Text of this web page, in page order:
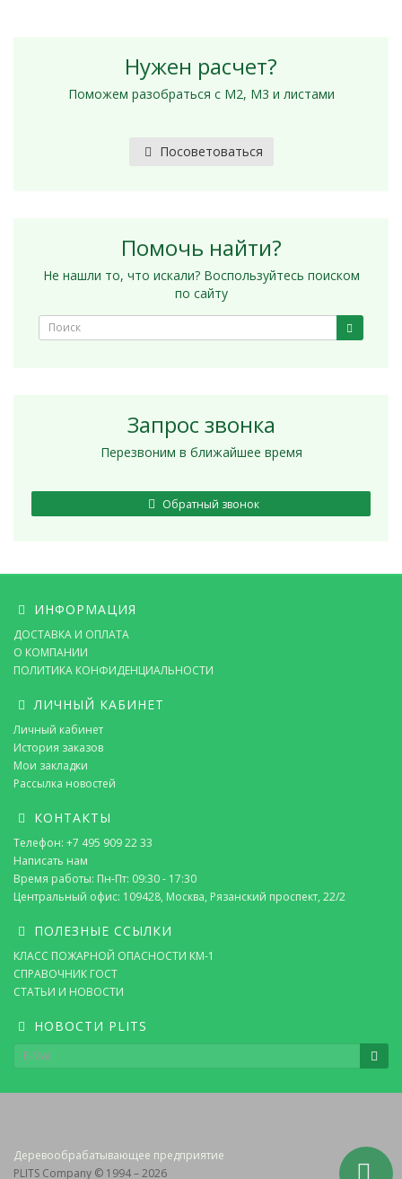
Нужен расчет?
Поможем разобраться с М2, М3 и листами
Посоветоваться
Помочь найти?
Не нашли то, что искали? Воспользуйтесь поиском
по сайту
Запрос звонка
Перезвоним в ближайшее время
Обратный звонок
ИНФОРМАЦИЯ
ДОСТАВКА И ОПЛАТА
О КОМПАНИИ
ПОЛИТИКА КОНФИДЕНЦИАЛЬНОСТИ
ЛИЧНЫЙ КАБИНЕТ
Личный кабинет
История заказов
Мои закладки
Рассылка новостей
КОНТАКТЫ
Телефон: +7 495 909 22 33
Написать нам
Время работы: Пн-Пт: 09:30 - 17:30
Центральный офис: 109428, Москва, Рязанский проспект, 22/2
ПОЛЕЗНЫЕ ССЫЛКИ
КЛАСС ПОЖАРНОЙ ОПАСНОСТИ КМ-1
СПРАВОЧНИК ГОСТ
СТАТЬИ И НОВОСТИ
НОВОСТИ PLITS
Деревообрабатывающее предприятие
PLITS Company © 1994 – 2026